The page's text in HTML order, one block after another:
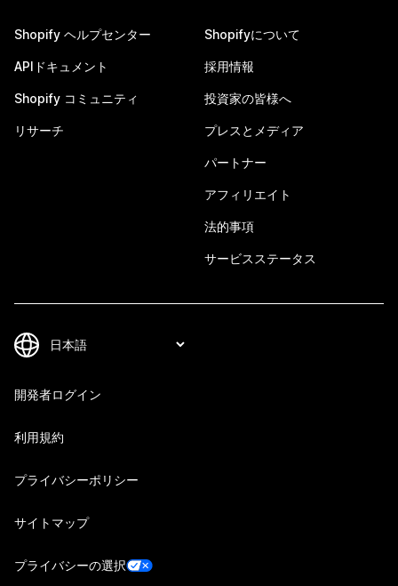
Shopify ヘルプセンター
APIドキュメント
Shopify コミュニティ
リサーチ
Shopifyについて
採用情報
投資家の皆様へ
プレスとメディア
パートナー
アフィリエイト
法的事項
サービスステータス
開発者ログイン
利用規約
プライバシーポリシー
サイトマップ
プライバシーの選択